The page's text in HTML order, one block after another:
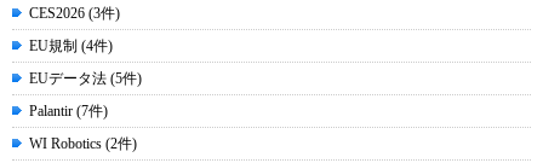
CES2026 (3件)
EU規制 (4件)
EUデータ法 (5件)
Palantir (7件)
WI Robotics (2件)